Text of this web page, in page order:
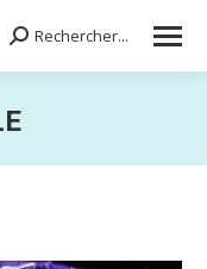
Search:Rechercher...